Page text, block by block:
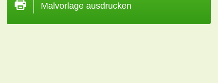
Malvorlage ausdrucken